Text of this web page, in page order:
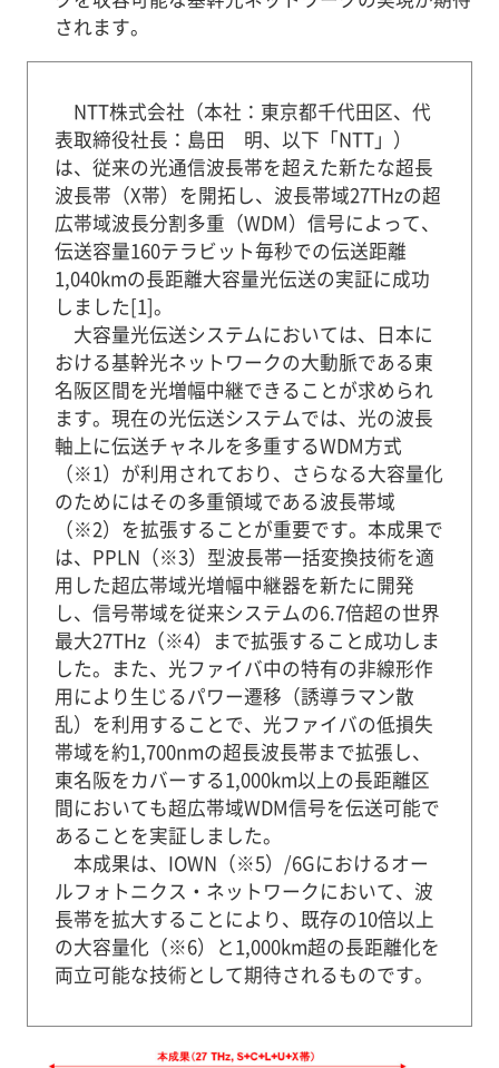
されます。
NTT株式会社（本社：東京都千代田区、代
表取締役社長：島田 明、以下「NTT」）
は、従来の光通信波長帯を超えた新たな超長
波長帯（X帯）を開拓し、波長帯域27THzの超
広帯域波長分割多重（WDM）信号によって、
伝送容量160テラビット毎秒での伝送距離
1,040kmの長距離大容量光伝送の実証に成功
しました[1]。
大容量光伝送システムにおいては、日本に
おける基幹光ネットワークの大動脈である東
名阪区間を光増幅中継できることが求められ
ます。現在の光伝送システムでは、光の波長
軸上に伝送チャネルを多重するWDM方式
（※1）が利用されており、さらなる大容量化
のためにはその多重領域である波長帯域
（※2）を拡張することが重要です。本成果で
は、PPLN（※3）型波長帯一括変換技術を適
用した超広帯域光増幅中継器を新たに開発
し、信号帯域を従来システムの6.7倍超の世界
最大27THz（※4）まで拡張すること成功しま
した。また、光ファイバ中の特有の非線形作
用により生じるパワー遷移（誘導ラマン散
乱）を利用することで、光ファイバの低損失
帯域を約1,700nmの超長波長帯まで拡張し、
東名阪をカバーする1,000km以上の長距離区
間においても超広帯域WDM信号を伝送可能で
あることを実証しました。
本成果は、IOWN（※5）/6Gにおけるオー
ルフォトニクス・ネットワークにおいて、波
長帯を拡大することにより、既存の10倍以上
の大容量化（※6）と1,000km超の長距離化を
両立可能な技術として期待されるものです。